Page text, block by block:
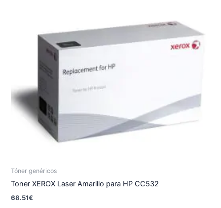
Tóner genéricos
Toner XEROX Laser Amarillo para HP CC532
68.51€